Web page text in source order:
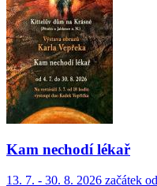
Kam nechodí lékař
13. 7. - 30. 8. 2026 začátek